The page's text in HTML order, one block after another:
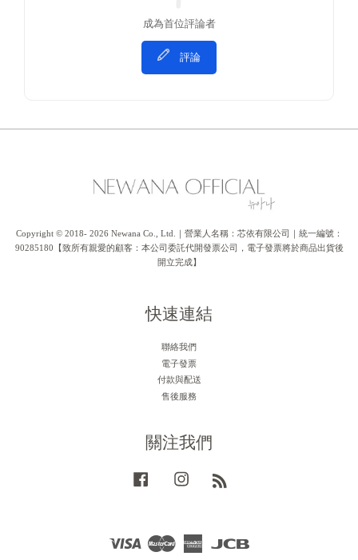
成為首位評論者
評論
Copyright © 2018- 2026 Newana Co., Ltd.｜營業人名稱：芯依有限公司｜統一編號：
90285180【致所有親愛的顧客：本公司委託代開發票公司，電子發票將於商品出貨後
開立完成】
快速連結
聯絡我們
電子發票
付款與配送
售後服務
關注我們
Facebook Instagram
Visa
American